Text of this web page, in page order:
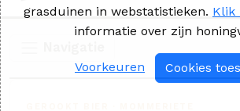
grasduinen in webstatistieken. Klik
informatie over zijn
Voorkeuren Cookies